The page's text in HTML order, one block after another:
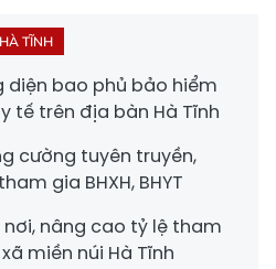
TĨNH
diện bao phủ bảo hiểm
tế trên địa bàn Hà Tĩnh
cường tuyên truyền,
gia BHXH, BHYT
nâng cao tỷ lệ tham
xã miền núi Hà Tĩnh